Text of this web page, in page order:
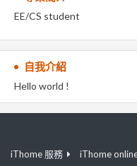
EE/CS student
自我介紹
Hello world !
iThome 服務 iThome